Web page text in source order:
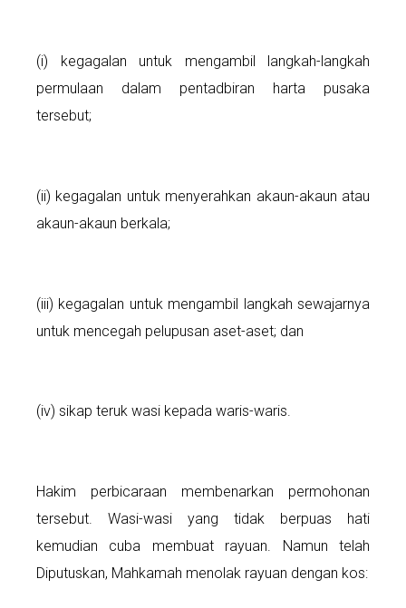
(i) kegagalan untuk mengambil langkah-langkah
permulaan dalam pentadbiran harta pusaka
tersebut;
(ii) kegagalan untuk menyerahkan akaun-akaun atau
akaun-akaun berkala;
(iii) kegagalan untuk mengambil langkah sewajarnya
untuk mencegah pelupusan aset-aset; dan
(iv) sikap teruk wasi kepada waris-waris.
Hakim perbicaraan membenarkan permohonan
tersebut. Wasi-wasi yang tidak berpuas hati
kemudian cuba membuat rayuan. Namun telah
Diputuskan, Mahkamah menolak rayuan dengan kos: